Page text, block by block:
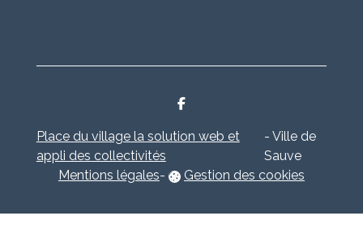
Place du village la solution web et
appli des collectivités
- Ville de
Sauve
Mentions légales- Gestion des cookies